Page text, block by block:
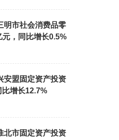
明市社会消费品零
，同比增长0.5%
安盟固定资产投资
比增长12.7%
北市固定资产投资